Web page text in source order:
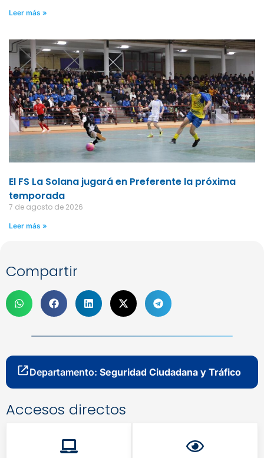
Leer más »
El FS La Solana jugará en Preferente la próxima
temporada
7 de agosto de 2026
Leer más »
Compartir
Departamento: Seguridad Ciudadana y Tráfico
Accesos directos